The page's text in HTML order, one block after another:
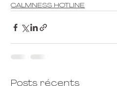
CALMNESS HOTLINE
Posts récents